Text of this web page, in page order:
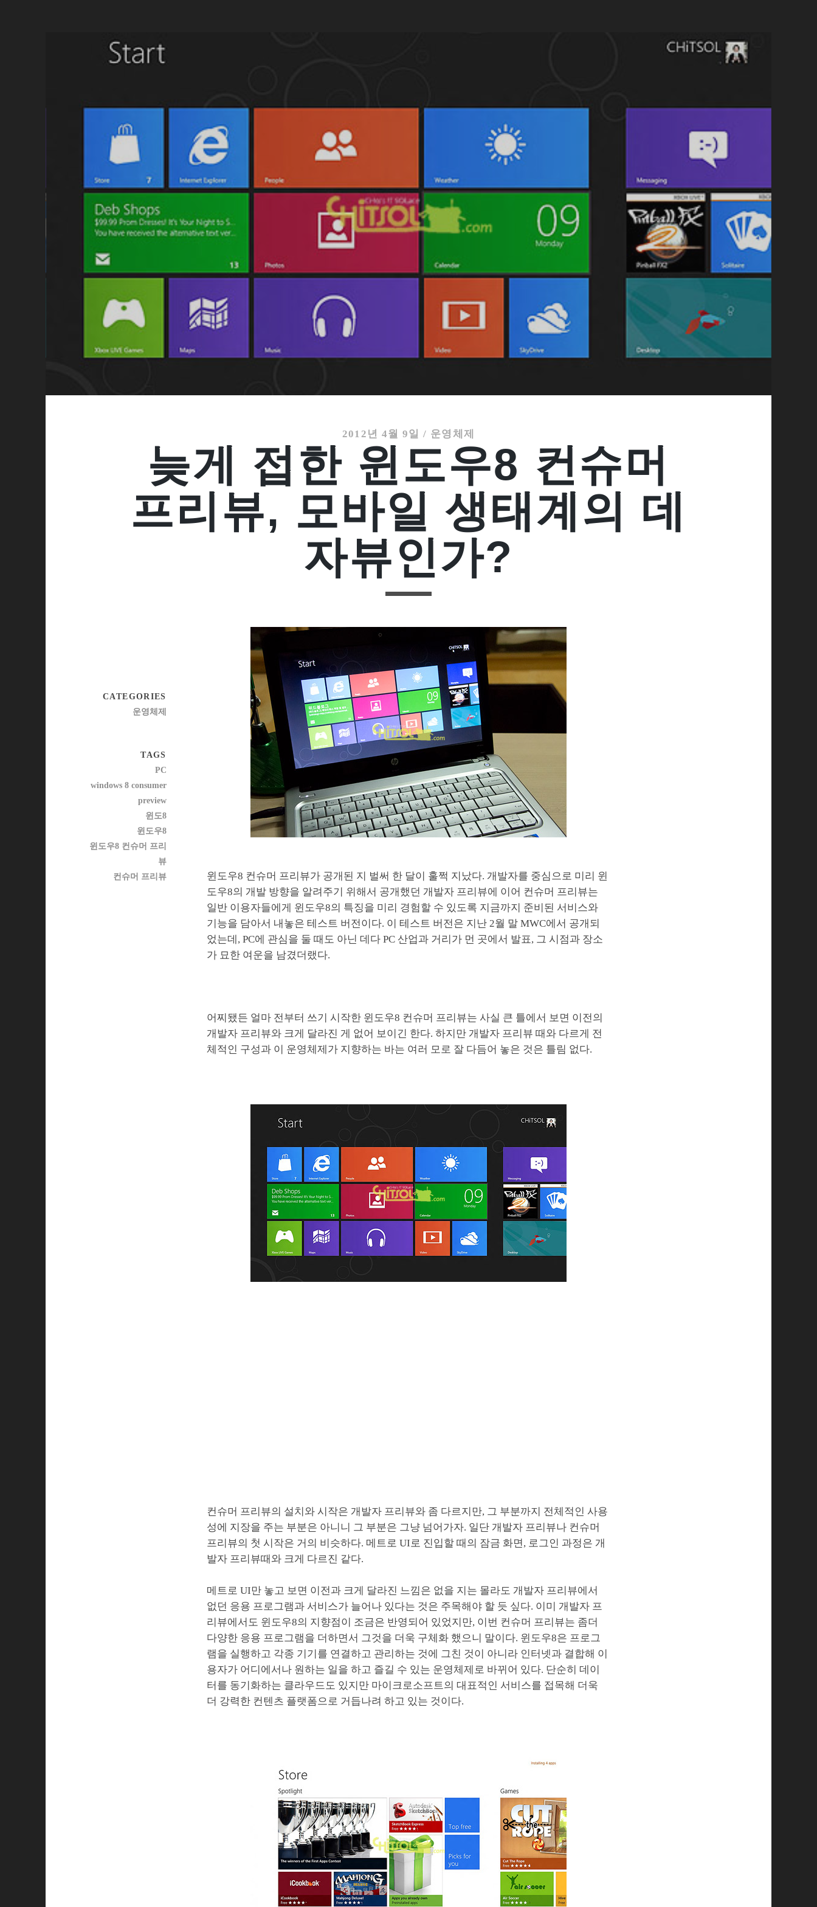
2012년 4월 9일 / 운영체제
늦게 접한 윈도우8 컨슈머
프리뷰, 모바일 생태계의 데
자뷰인가?
윈도우8 컨슈머 프리뷰가 공개된 지 벌써 한 달이 훌쩍 지났다. 개발자를 중심으로 미리 윈
도우8의 개발 방향을 알려주기 위해서 공개했던 개발자 프리뷰에 이어 컨슈머 프리뷰는
일반 이용자들에게 윈도우8의 특징을 미리 경험할 수 있도록 지금까지 준비된 서비스와
기능을 담아서 내놓은 테스트 버전이다. 이 테스트 버전은 지난 2월 말 MWC에서 공개되
었는데, PC에 관심을 둘 때도 아닌 데다 PC 산업과 거리가 먼 곳에서 발표, 그 시점과 장소
가 묘한 여운을 남겼더랬다.
어찌됐든 얼마 전부터 쓰기 시작한 윈도우8 컨슈머 프리뷰는 사실 큰 틀에서 보면 이전의
개발자 프리뷰와 크게 달라진 게 없어 보이긴 한다. 하지만 개발자 프리뷰 때와 다르게 전
체적인 구성과 이 운영체제가 지향하는 바는 여러 모로 잘 다듬어 놓은 것은 틀림 없다.
컨슈머 프리뷰의 설치와 시작은 개발자 프리뷰와 좀 다르지만, 그 부분까지 전체적인 사용
성에 지장을 주는 부분은 아니니 그 부분은 그냥 넘어가자. 일단 개발자 프리뷰나 컨슈머
프리뷰의 첫 시작은 거의 비슷하다. 메트로 UI로 진입할 때의 잠금 화면, 로그인 과정은 개
발자 프리뷰때와 크게 다르진 같다.
메트로 UI만 놓고 보면 이전과 크게 달라진 느낌은 없을 지는 몰라도 개발자 프리뷰에서
없던 응용 프로그램과 서비스가 늘어나 있다는 것은 주목해야 할 듯 싶다. 이미 개발자 프
리뷰에서도 윈도우8의 지향점이 조금은 반영되어 있었지만, 이번 컨슈머 프리뷰는 좀더
다양한 응용 프로그램을 더하면서 그것을 더욱 구체화 했으니 말이다. 윈도우8은 프로그
램을 실행하고 각종 기기를 연결하고 관리하는 것에 그친 것이 아니라 인터넷과 결합해 이
용자가 어디에서나 원하는 일을 하고 즐길 수 있는 운영체제로 바뀌어 있다. 단순히 데이
터를 동기화하는 클라우드도 있지만 마이크로소프트의 대표적인 서비스를 접목해 더욱
더 강력한 컨텐츠 플랫폼으로 거듭나려 하고 있는 것이다.
CATEGORIES
운영체제
TAGS
PC
windows 8 consumer
preview
윈도8
윈도우8
윈도우8 컨슈머 프리
뷰
컨슈머 프리뷰